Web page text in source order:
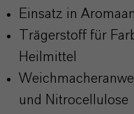
Einsatz in
Trägerstoff für
Heilmittel
und Nitrocellulose